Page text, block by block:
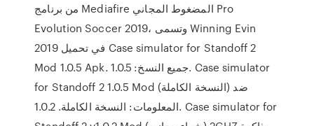
من برنامج Mediafire المضغوط المجاني Pro
Evolution Soccer 2019، وتسمى Winning Evin
2019 في تحميل Case simulator for Standoff 2
Mod 1.0.5 Apk. جميع النسخ: 1.0.5. Case simulator
for Standoff 2 1.0.5 Mod (النسخة الكاملة) ضد
المعلومات: النسخة الكاملة. 1.0.2. Case simulator for